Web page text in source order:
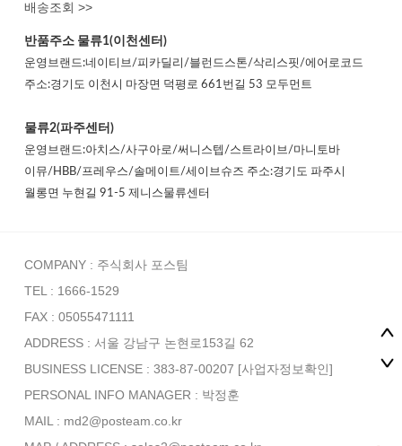
배송조회 >>
반품주소 물류1(이천센터)
운영브랜드:네이티브/피카딜리/블런드스톤/삭리스핏/에어로코드
주소:경기도 이천시 마장면 덕평로 661번길 53 모두먼트
물류2(파주센터)
운영브랜드:아치스/사구아로/써니스텝/스트라이브/마니토바
이뮤/HBB/프레우스/솔메이트/세이브슈즈 주소:경기도 파주시
월롱면 누현길 91-5 제니스물류센터
COMPANY : 주식회사 포스팀
TEL : 1666-1529
FAX : 05055471111
ADDRESS : 서울 강남구 논현로153길 62
BUSINESS LICENSE : 383-87-00207 [사업자정보확인]
PERSONAL INFO MANAGER : 박정훈
MAIL : md2@posteam.co.kr